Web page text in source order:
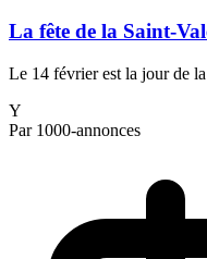
La fête de la Saint-
Le 14 février est la jour de
Y
Par 1000-annonces